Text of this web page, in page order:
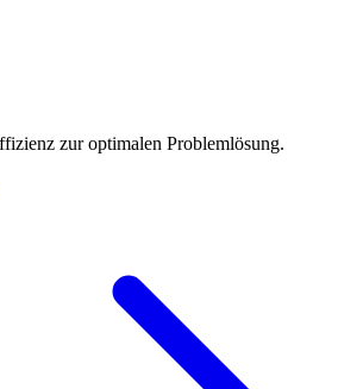
zur optimalen Problemlösung.